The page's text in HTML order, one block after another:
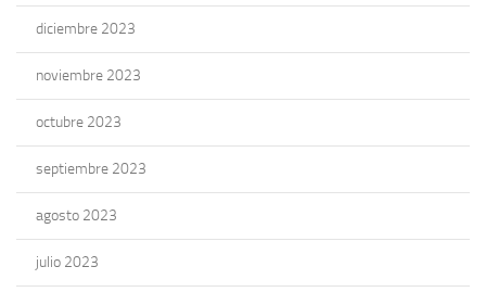
diciembre 2023
noviembre 2023
octubre 2023
septiembre 2023
agosto 2023
julio 2023